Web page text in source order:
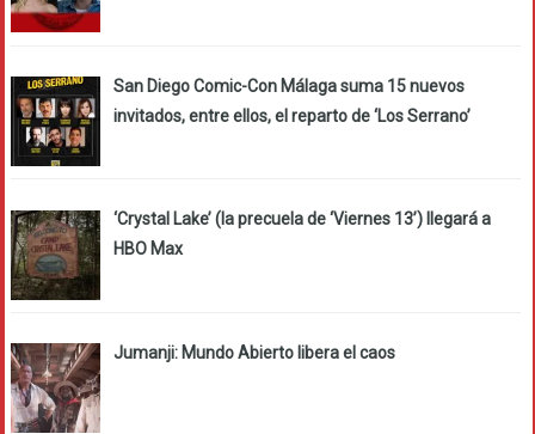
San Diego Comic-Con Málaga suma 15 nuevos
invitados, entre ellos, el reparto de ‘Los Serrano’
‘Crystal Lake’ (la precuela de ‘Viernes 13’) llegará a
HBO Max
Jumanji: Mundo Abierto libera el caos